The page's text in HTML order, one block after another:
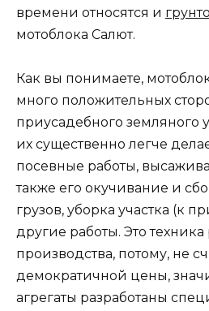
времени относятся и
мотоблока Салют.
Как вы понимаете,
много положительных
приусадебного земляного
их существенно легче
посевные работы,
также его окучивание и
грузов, уборка участка (к
другие работы. Это
производства, потому, не
демократичной цены,
агрегаты разработаны